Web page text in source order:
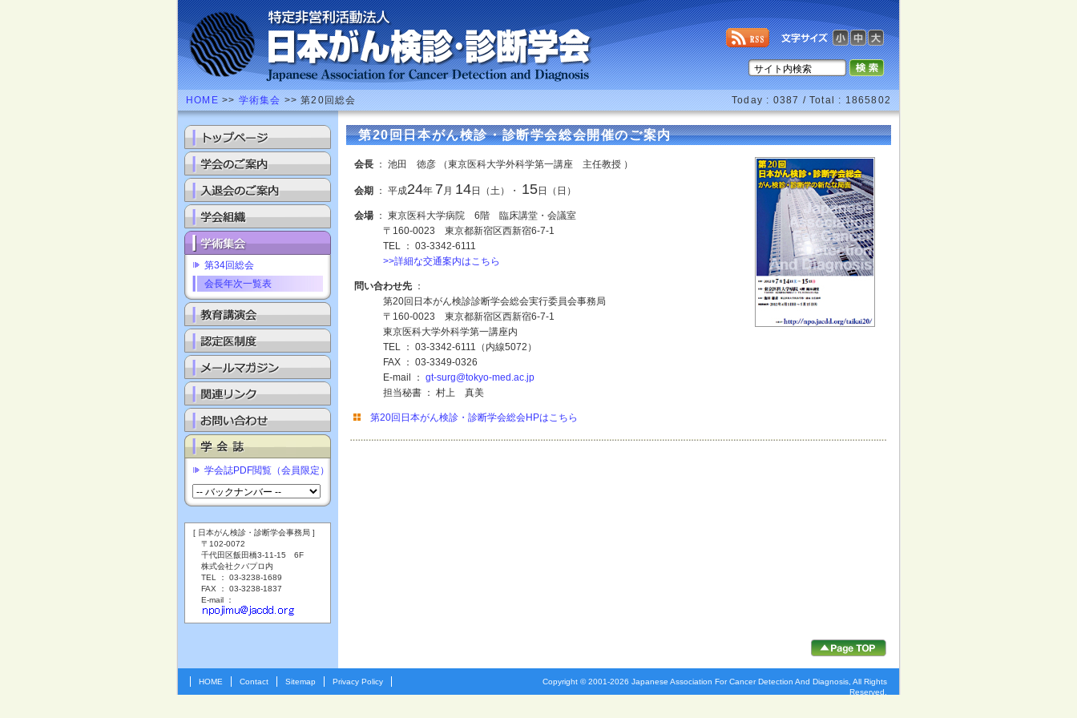
HOME >> 学術集会 >> 第20回総会 Today : 0387 / Total : 1865802
第34回総会
会長年次一覧表
学会誌PDF閲覧（会員限定）
[ 日本がん検診・診断学会事務局 ]
〒102-0072
千代田区飯田橋3-11-15 6F
株式会社クバプロ内
TEL ： 03-3238-1689
FAX ： 03-3238-1837
E-mail ：
第20回日本がん検診・診断学会総会開催のご案内
会長： 池田 徳彦 （東京医科大学外科学第一講座 主任教授 ）
会期 ： 平成24年 7 月 14日（土）・ 15日（日）
会場： 東京医科大学病院 6階 臨床講堂・会議室
〒160-0023 東京都新宿区西新宿6-7-1
TEL ： 03-3342-6111
>>詳細な交通案内はこちら
問い合わせ先：
第20回日本がん検診診断学会総会実行委員会事務局
〒160-0023 東京都新宿区西新宿6-7-1
東京医科大学外科学第一講座内
TEL ： 03-3342-6111（内線5072）
FAX ： 03-3349-0326
E-mail ： gt-surg@tokyo-med.ac.jp
担当秘書 ： 村上 真美
第20回日本がん検診・診断学会総会HPはこちら
HOME Contact Sitemap Privacy Policy
Copyright © 2001-2026 Japanese Association For Cancer Detection And Diagnosis, All Rights
Reserved.